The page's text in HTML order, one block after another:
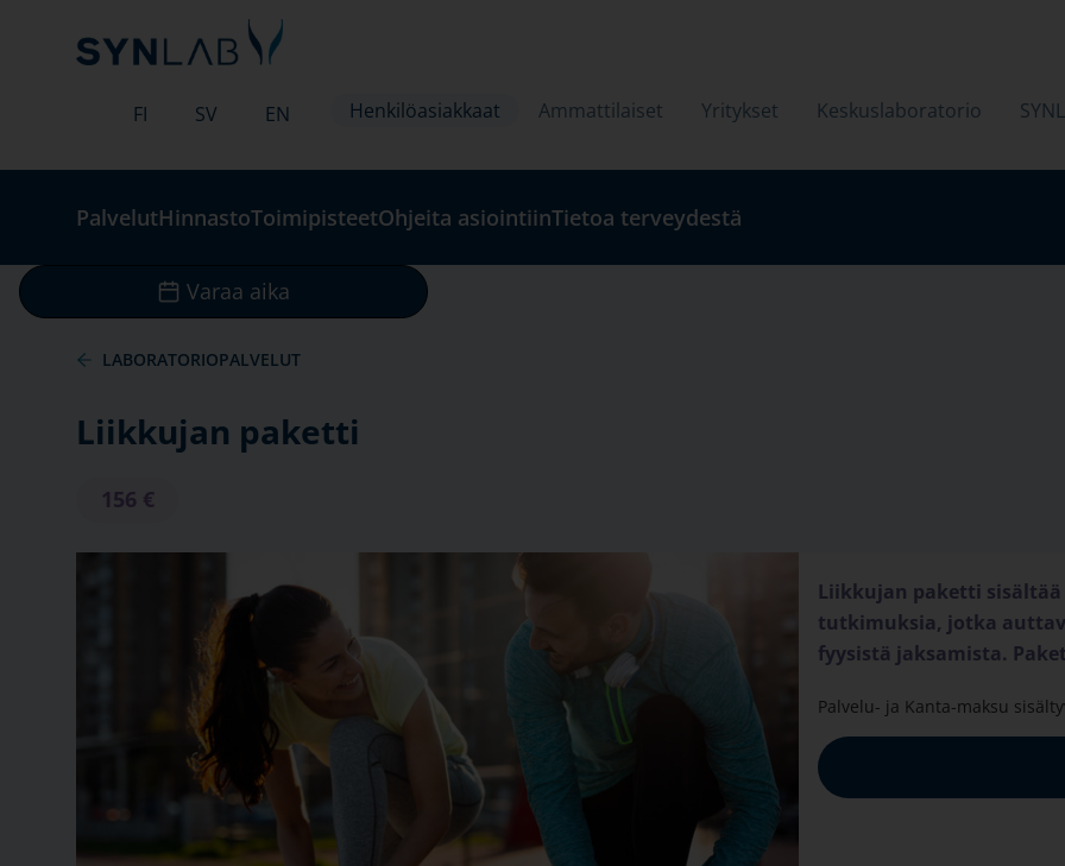
FI SV EN Henkilöasiakkaat Ammattilaiset Yritykset Keskuslaboratorio
PalvelutHinnastoToimipisteetOhjeita asiointiinTietoa terveydestä
Varaa aika
LABORATORIOPALVELUT
Liikkujan paketti
156
Liikkujan paketti
tutkimuksia, jotka
fyysistä jaksamista.
Palvelu- ja Kanta-maksu